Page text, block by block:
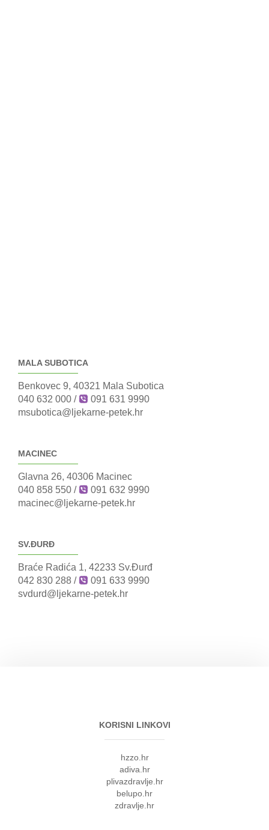
MALA SUBOTICA
Benkovec 9, 40321 Mala Subotica
040 632 000 /
091 631 9990
msubotica@ljekarne-petek.hr
MACINEC
Glavna 26, 40306 Macinec
040 858 550 /
091 632 9990
macinec@ljekarne-petek.hr
SV.ĐURĐ
Braće Radića 1, 42233 Sv.Đurđ
042 830 288 /
091 633 9990
svdurd@ljekarne-petek.hr
KORISNI LINKOVI
hzzo.hr
adiva.hr
plivazdravlje.hr
belupo.hr
zdravlje.hr